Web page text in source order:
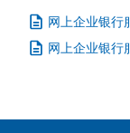
网上企业银行
网上企业银行